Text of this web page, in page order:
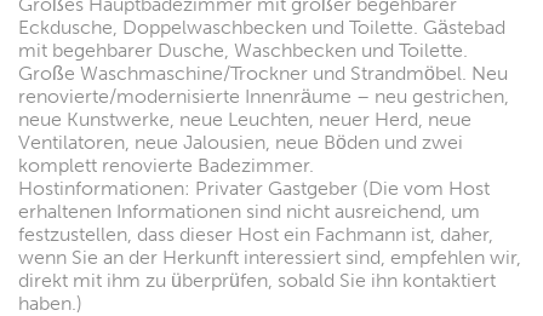
Eckdusche, Doppelwaschbecken und Toilette. Gästebad
mit begehbarer Dusche, Waschbecken und Toilette.
Große Waschmaschine/Trockner und Strandmöbel. Neu
renovierte/modernisierte Innenräume – neu gestrichen,
neue Kunstwerke, neue Leuchten, neuer Herd, neue
Ventilatoren, neue Jalousien, neue Böden und zwei
komplett renovierte Badezimmer.
Hostinformationen: Privater Gastgeber (Die vom Host
erhaltenen Informationen sind nicht ausreichend, um
festzustellen, dass dieser Host ein Fachmann ist, daher,
wenn Sie an der Herkunft interessiert sind, empfehlen wir,
direkt mit ihm zu überprüfen, sobald Sie ihn kontaktiert
haben.)